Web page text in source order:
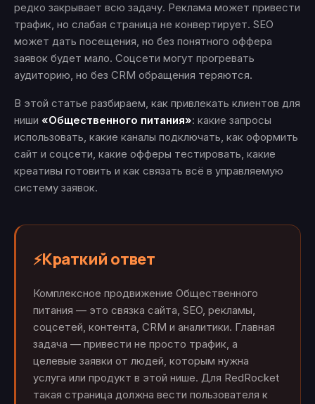
редко закрывает всю задачу. Реклама может привести
трафик, но слабая страница не конвертирует. SEO
может дать посещения, но без понятного оффера
заявок будет мало. Соцсети могут прогревать
аудиторию, но без CRM обращения теряются.
В этой статье разбираем, как привлекать клиентов для
ниши «Общественного питания»: какие запросы
использовать, какие каналы подключать, как оформить
сайт и соцсети, какие офферы тестировать, какие
креативы готовить и как связать всё в управляемую
систему заявок.
⚡Краткий ответ
Комплексное продвижение Общественного
питания — это связка сайта, SEO, рекламы,
соцсетей, контента, CRM и аналитики. Главная
задача — привести не просто трафик, а
целевые заявки от людей, которым нужна
услуга или продукт в этой нише. Для RedRocket
такая страница должна вести пользователя к